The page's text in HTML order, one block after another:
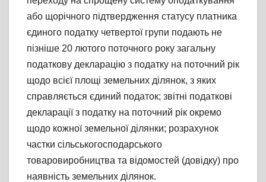
або щорічного підтвердження статусу платника
єдиного податку четвертої групи подають не
пізніше 20 лютого поточного року загальну
податкову декларацію з податку на поточний рік
щодо всієї площі земельних ділянок, з яких
справляється єдиний податок; звітні податкові
декларації з податку на поточний рік окремо
щодо кожної земельної ділянки; розрахунок
частки сільськогосподарського
товаровиробництва та відомостей (довідку) про
наявність земельних ділянок.